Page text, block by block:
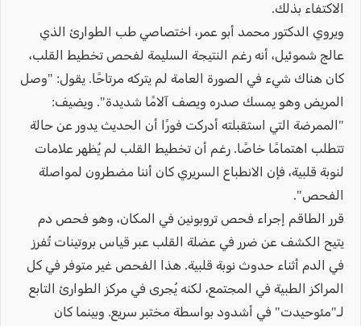
الاكتفاء بذلك.
ويروي الدكتور محمد أبو عمر، اختصاصي طب الطوارئ الذي
عالج شموئيل، أنه رغم النتيجة السليمة لفحص تخطيط القلب،
كان هناك شيء في الصورة العامة لم يتركه مرتاحًا. يقول: "وصل
المريض وهو يمسك صدره ويصف آلامًا شديدة". ويضيف:
"الممرضة التي استقبلته أدركت فورًا أن الحديث يدور عن حالة
تتطلب اهتمامًا خاصًا. رغم أن تخطيط القلب لم يُظهر علامات
لنوبة قلبية، فإن الانطباع السريري كان أننا مضطرون لمواصلة
الفحص".
قرر الطاقم إجراء فحص تروبونين في المكان، وهو فحص دم
يتيح الكشف عن ضرر في عضلة القلب عبر قياس بروتينات تُفرز
في الدم أثناء حدوث نوبة قلبية. هذا الفحص غير متوفر في كل
المراكز الطبية في المجتمع، لكنه يُجرى في مركز الطوارئ التابع
لـ"مئوحيدت" في أشدود بواسطة مختبر سريع. وبينما كان